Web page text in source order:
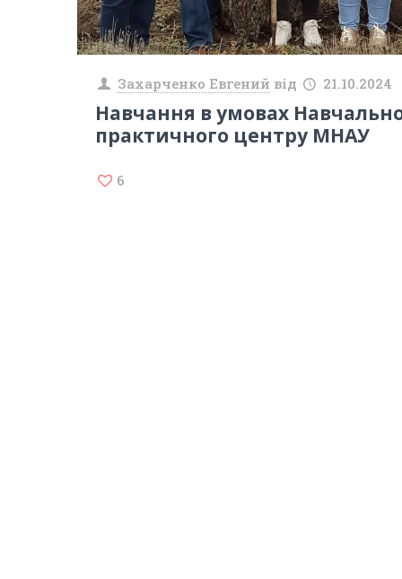
Захарченко Евгений від 21.10.2024
Навчання в умовах
практичного центру МНАУ
6